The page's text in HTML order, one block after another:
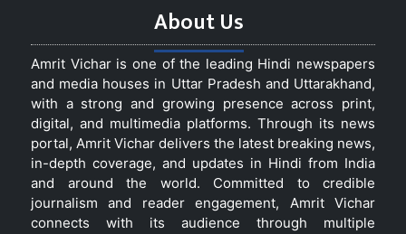
About Us
Amrit Vichar is one of the leading Hindi newspapers
and media houses in Uttar Pradesh and Uttarakhand,
with a strong and growing presence across print,
digital, and multimedia platforms. Through its news
portal, Amrit Vichar delivers the latest breaking news,
in-depth coverage, and updates in Hindi from India
and around the world. Committed to credible
journalism and reader engagement, Amrit Vichar
connects with its audience through multiple